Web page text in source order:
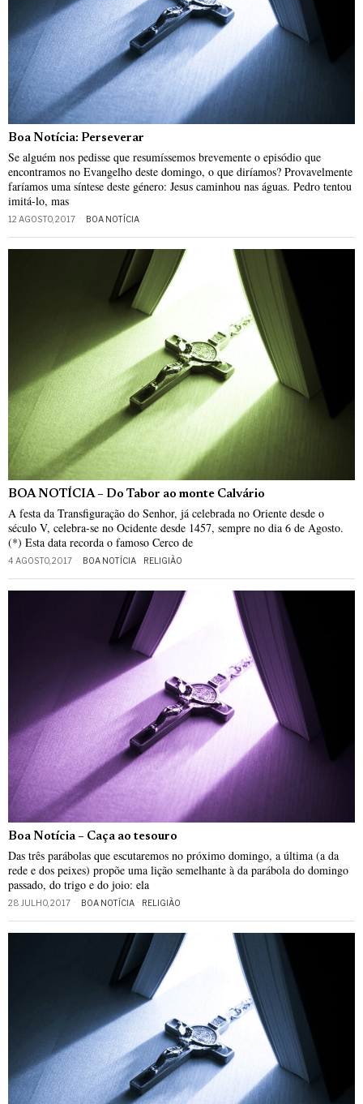
Boa Notícia: Perseverar
Se alguém nos pedisse que resumíssemos brevemente o episódio que
encontramos no Evangelho deste domingo, o que diríamos? Provavelmente
faríamos uma síntese deste género: Jesus caminhou nas águas. Pedro tentou
imitá-lo, mas
12 AGOSTO, 2017 BOA NOTÍCIA
BOA NOTÍCIA – Do Tabor ao monte Calvário
A festa da Transfiguração do Senhor, já celebrada no Oriente desde o
século V, celebra-se no Ocidente desde 1457, sempre no dia 6 de Agosto.
(*) Esta data recorda o famoso Cerco de
4 AGOSTO, 2017 BOA NOTÍCIA · RELIGIÃO
Boa Notícia – Caça ao tesouro
Das três parábolas que escutaremos no próximo domingo, a última (a da
rede e dos peixes) propõe uma lição semelhante à da parábola do domingo
passado, do trigo e do joio: ela
28 JULHO, 2017 BOA NOTÍCIA · RELIGIÃO